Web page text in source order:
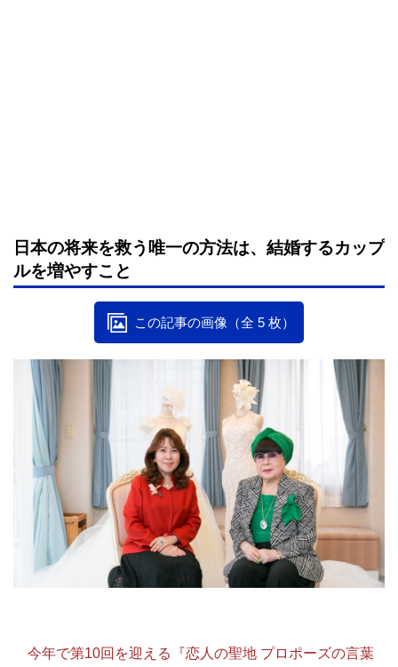
日本の将来を救う唯一の方法は、結婚するカップ
ルを増やすこと
この記事の画像（全 5 枚）
今年で第10回を迎える『恋人の聖地 プロポーズの言葉